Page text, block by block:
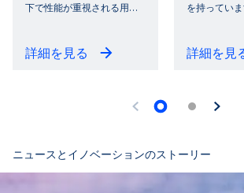
下で性能が重視される用…
詳細を見る
を持ってい
詳細を見
ニュースとイノベーションのストーリー